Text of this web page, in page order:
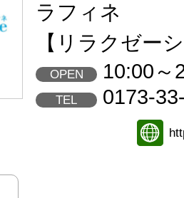
ラフィネ
【リラクゼー
OPEN 10:00～
TEL 0173-